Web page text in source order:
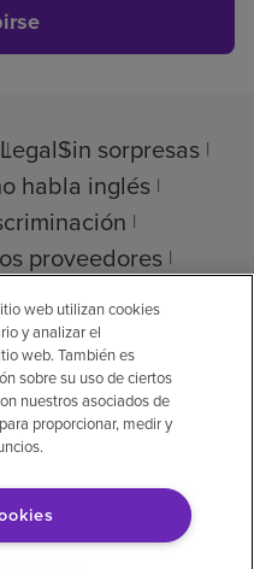
LegalSin sorpresas
habla inglés
proveedores
precios
Corporation
cookies
la ayuda de
web utilizan cookies
y analizar el
web. También es
sobre su uso de ciertos
nuestros asociados de
proporcionar, medir y